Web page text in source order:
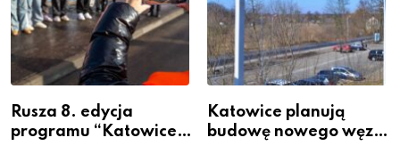
Rusza 8. edycja
programu “Katowice
Katowice planują
budowę nowego węzła